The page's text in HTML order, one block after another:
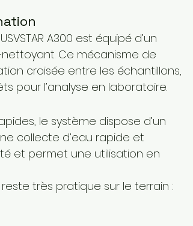
A300 est équipé d’un
Ce mécanisme de
croisée entre les échantillons,
pour l’analyse en laboratoire.
le système dispose d’un
collecte d’eau rapide et
et permet une utilisation en
reste très pratique sur le terrain :